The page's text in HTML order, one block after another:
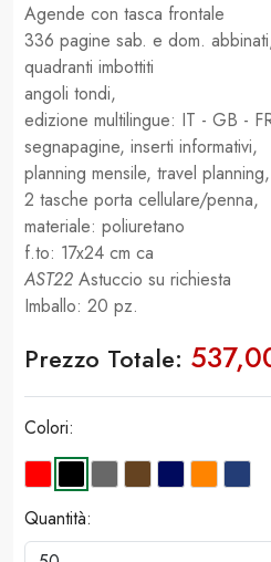
Agende con tasca frontale
336 pagine sab. e dom.
quadranti imbottiti
angoli tondi,
edizione multilingue: IT - GB -
segnapagine, inserti informativi,
planning mensile, travel planning,
2 tasche porta cellulare/penna,
materiale: poliuretano
f.to: 17x24 cm ca
AST22 Astuccio su richiesta
Imballo: 20 pz.
Prezzo Totale:
Colori:
Quantità: